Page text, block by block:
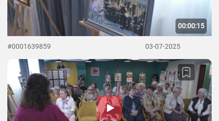
00:00:15
#0001639859 03-07-2025